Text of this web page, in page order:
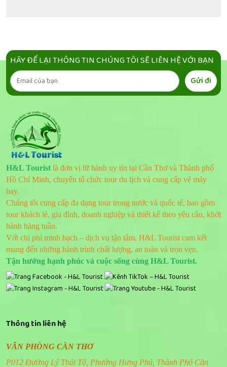
HÃY ĐỂ LẠI THÔNG TIN CHÚNG TÔI SẼ LIÊN HỆ VỚI BẠN
Gửi đi
H&L Tourist là đơn vị lữ hành uy tín tại Cần Thơ và Thành phố
Hồ Chí Minh, chuyên tổ chức tour du lịch và cung cấp vé máy
bay.
Chúng tôi cung cấp đa dạng tour trong nước và quốc tế, bao gồm
tour khách lẻ, gia đình, doanh nghiệp và thiết kế theo yêu cầu, khởi
hành hàng tuần.
Với chi phí minh bạch – dịch vụ tận tâm, H&L Tourist cam kết
mang đến những hành trình chất lượng, an toàn và trọn vẹn.
Tận hưởng hạnh phúc và cuộc sống cùng H&L Tourist.
Thông tin liên hệ
VĂN PHÒNG CẦN THƠ
P012 Đường Lý Thái Tổ, Phường Hưng Phú, Thành Phố Cần